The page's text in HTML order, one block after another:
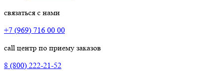
связаться с нами
+7 (969) 716 00 00
call центр по приему заказов
8 (800) 222-21-52